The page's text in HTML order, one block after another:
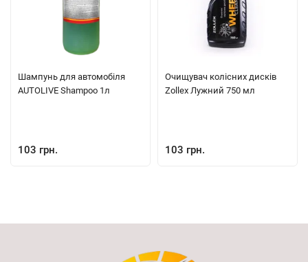
Шампунь для автомобіля
AUTOLIVE Shampoo 1л
103 грн.
Очищувач колісних дисків
Zollex Лужний 750 мл
103 грн.